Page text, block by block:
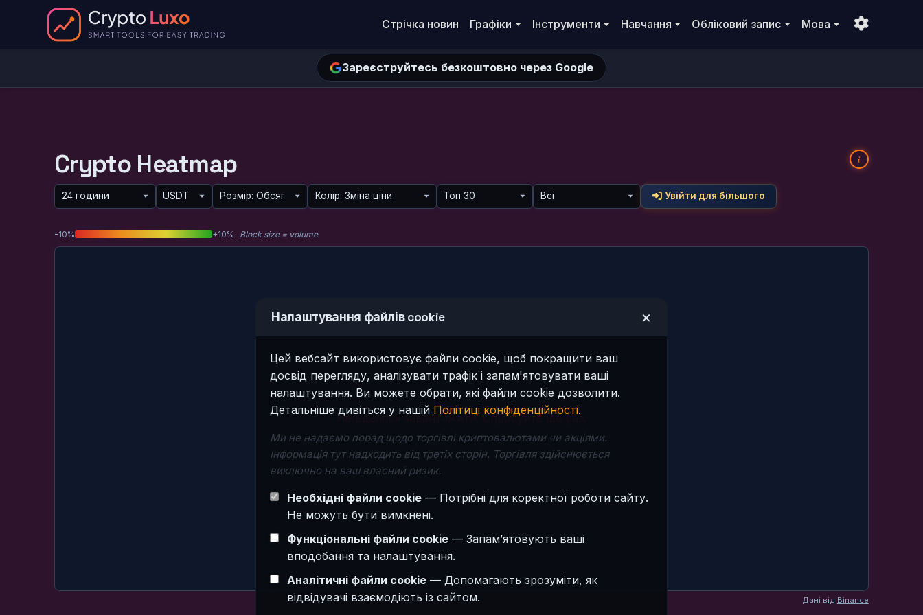
Стрічка новин Графіки Інструменти Навчання Обліковий запис Мова
Зареєструйтесь безкоштовно через Google
Crypto Heatmap i
Увійти для більшого
-10% +10% Block size = volume
Не вдалося завантажити. Спробуйте ще раз.
Дані від Binance
Налаштування файлів cookie ×
Цей вебсайт використовує файли cookie, щоб покращити ваш
досвід перегляду, аналізувати трафік і запам'ятовувати ваші
налаштування. Ви можете обрати, які файли cookie дозволити.
Детальніше дивіться у нашій Політиці конфіденційності.
Ми не надаємо порад щодо торгівлі криптовалютами чи акціями.
Інформація тут надходить від третіх сторін. Торгівля здійснюється
виключно на ваш власний ризик.
Необхідні файли cookie — Потрібні для коректної роботи сайту.
Не можуть бути вимкнені.
Функціональні файли cookie — Запам’ятовують ваші
вподобання та налаштування.
Аналітичні файли cookie — Допомагають зрозуміти, як
відвідувачі взаємодіють із сайтом.